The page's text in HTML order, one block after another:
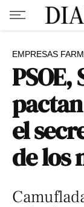
EMPRESAS
PSOE,
el
de los